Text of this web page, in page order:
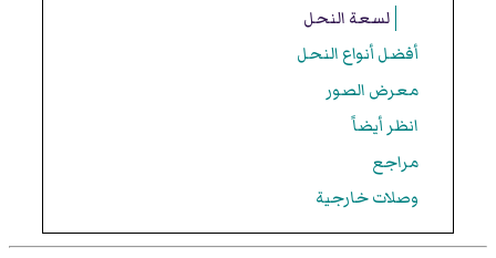
لسعة النحل
أفضل أنواع النحل
معرض الصور
انظر أيضاً
مراجع
وصلات خارجية